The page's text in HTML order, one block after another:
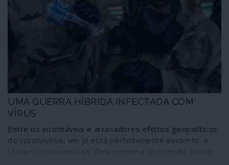
UMA GUERRA HÍBRIDA INFECTADA COM
VÍRUS
Entre os incontáveis e arrasadores efeitos geopolíticos
do coronavírus, um já está perfeitamente evidente. A